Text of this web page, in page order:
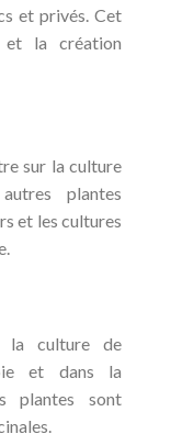
et privés. Cet
et la création
sur la culture
plantes
et les cultures
la culture de
et dans la
plantes sont